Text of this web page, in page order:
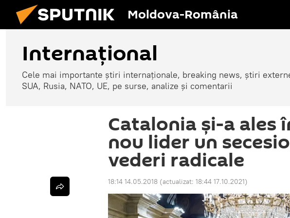
Moldova-România
Internaţional
Cele mai importante știri internaționale, breaking news, știri
SUA, Rusia, NATO, UE, pe surse, analize și comentarii
Catalonia și-a ales
nou lider un
vederi radicale
18:14 14.05.2018 (actualizat: 18:44 17.10.2021)